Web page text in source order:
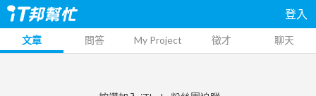
登入
文章 問答 My Project 徵才 聊天